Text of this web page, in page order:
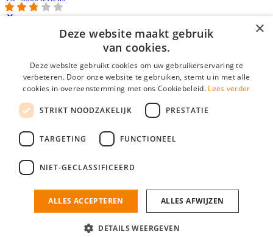
Inloggen als bedrijf
E-mail*
Wachtwoord
login gegevens onthouden
login
Bedrijf aanmelden
nieuwe collega/werknemer zo gevonden!
×
Deze website maakt gebruik
van cookies.
Deze website gebruikt cookies om uw gebruikerservaring te
verbeteren. Door onze website te gebruiken, stemt u in met alle
cookies in overeenstemming met ons Cookiebeleid. Lees verder
STRIKT NOODZAKELIJK PRESTATIE
TARGETING FUNCTIONEEL
NIET-GECLASSIFICEERD
ALLES ACCEPTEREN ALLES AFWIJZEN
DETAILS WEERGEVEN